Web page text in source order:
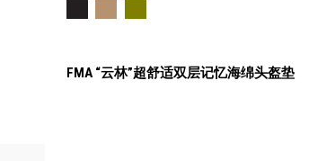
FMA “云林”超舒适双层记忆海绵头盔垫